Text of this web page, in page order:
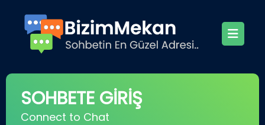
SOHBETE GİRİŞ
Connect to Chat